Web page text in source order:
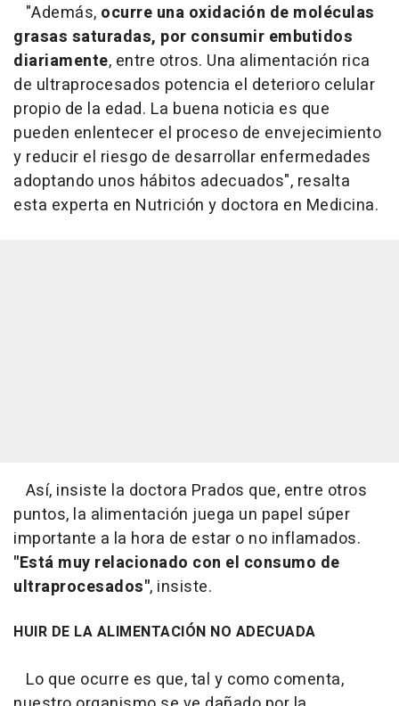
"Además, ocurre una oxidación de moléculas
grasas saturadas, por consumir embutidos
diariamente, entre otros. Una alimentación rica
de ultraprocesados potencia el deterioro celular
propio de la edad. La buena noticia es que
pueden enlentecer el proceso de envejecimiento
y reducir el riesgo de desarrollar enfermedades
adoptando unos hábitos adecuados", resalta
esta experta en Nutrición y doctora en Medicina.
Así, insiste la doctora Prados que, entre otros
puntos, la alimentación juega un papel súper
importante a la hora de estar o no inflamados.
"Está muy relacionado con el consumo de
ultraprocesados", insiste.
HUIR DE LA ALIMENTACIÓN NO ADECUADA
Lo que ocurre es que, tal y como comenta,